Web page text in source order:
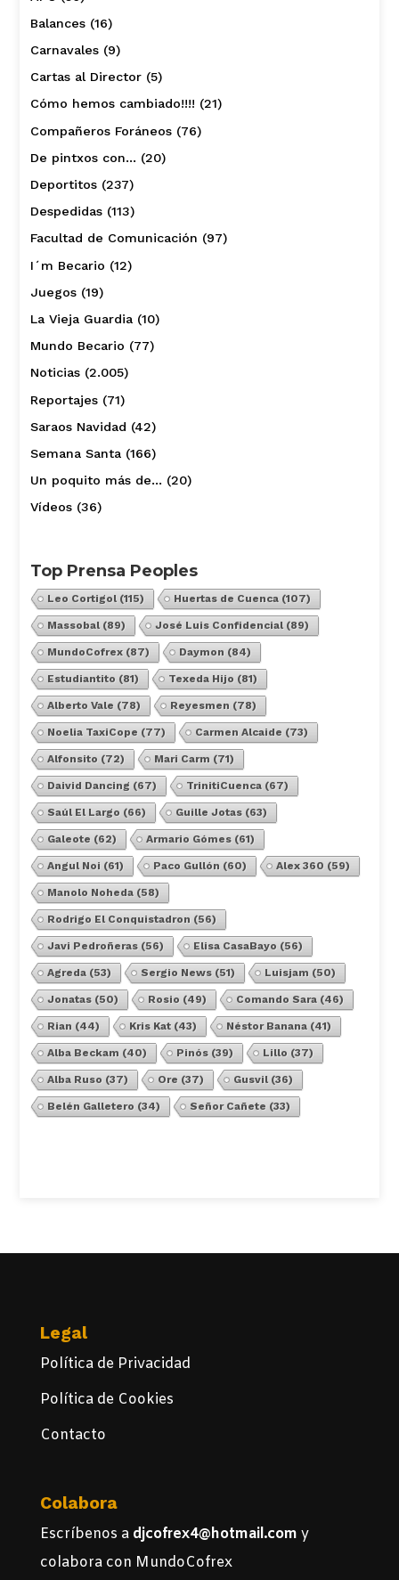
Balances(16)
Carnavales(9)
Cartas al Director(5)
Cómo hemos cambiado!!!! (21)
Compañeros Foráneos(76)
De pintxos con… (20)
Deportitos(237)
Despedidas(113)
Facultad de Comunicación (97)
I´m Becario (12)
Juegos(19)
La Vieja Guardia(10)
Mundo Becario (77)
Noticias(2.005)
Reportajes(71)
Saraos Navidad (42)
Semana Santa(166)
Un poquito más de… (20)
Vídeos(36)
Top Prensa Peoples
Leo Cortigol(115) Huertas de Cuenca(107)
Massobal(89) José Luis Confidencial(89)
MundoCofrex(87) Daymon (84)
Estudiantito (81) Texeda Hijo (81)
Alberto Vale (78) Reyesmen (78)
Noelia TaxiCope (77) Carmen Alcaide (73)
Alfonsito (72) Mari Carm (71)
Daivid Dancing (67) TrinitiCuenca(67)
Saúl El Largo (66) Guille Jotas(63)
Galeote (62) Armario Gómes(61)
Angul Noi (61) Paco Gullón (60) Alex 360 (59)
Manolo Noheda(58)
Rodrigo El Conquistadron (56)
Javi Pedroñeras(56) Elisa CasaBayo (56)
Agreda(53) Sergio News(51) Luisjam (50)
Jonatas(50) Rosio (49) Comando Sara(46)
Rian (44) Kris Kat(43) Néstor Banana(41)
Alba Beckam (40) Pinós(39) Lillo (37)
Alba Ruso (37) Ore (37) Gusvil(36)
Belén Galletero (34) Señor Cañete (33)
Legal
Política de Privacidad
Política de Cookies
Contacto
Colabora
Escríbenos a djcofrex4@hotmail.com y
colabora con MundoCofrex